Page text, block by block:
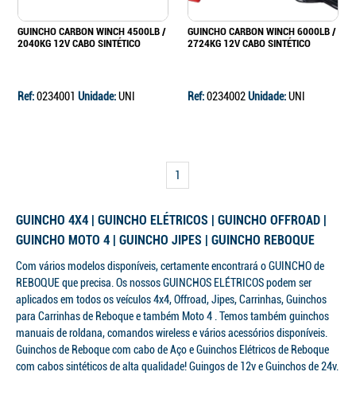
GUINCHO CARBON WINCH 4500LB /
2040KG 12V CABO SINTÉTICO
Ref:0234001 Unidade:UNI
GUINCHO CARBON WINCH 6000LB /
2724KG 12V CABO SINTÉTICO
Ref:0234002Unidade:UNI
1
GUINCHO 4X4 | GUINCHO ELÉTRICOS | GUINCHO OFFROAD |
GUINCHO MOTO 4 | GUINCHO JIPES | GUINCHO REBOQUE
Com vários modelos disponíveis, certamente encontrará o GUINCHO de
REBOQUE que precisa. Os nossos GUINCHOS ELÉTRICOS podem ser
aplicados em todos os veículos 4x4, Offroad, Jipes, Carrinhas, Guinchos
para Carrinhas de Reboque e também Moto 4 . Temos também guinchos
manuais de roldana, comandos wireless e vários acessórios disponíveis.
Guinchos de Reboque com cabo de Aço e Guinchos Elétricos de Reboque
com cabos sintéticos de alta qualidade! Guingos de 12v e Guinchos de 24v.